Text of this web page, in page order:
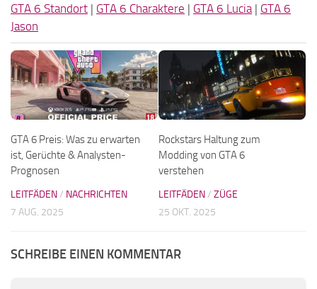
GTA 6 Standort | GTA 6 Charaktere | GTA 6 Lucia | GTA 6
Jason
GTA 6 Preis: Was zu erwarten
ist, Gerüchte & Analysten-
Prognosen
LEITFÄDEN/ NACHRICHTEN
7 AUG. 2025
Rockstars Haltung zum
Modding von GTA 6
verstehen
LEITFÄDEN/ ZÜGE
25 OKT. 2025
SCHREIBE EINEN KOMMENTAR